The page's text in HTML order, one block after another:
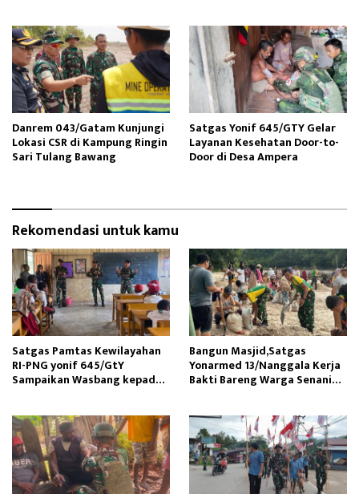
Danrem 043/Gatam Kunjungi
Lokasi CSR di Kampung Ringin
Sari Tulang Bawang
Satgas Yonif 645/GTY Gelar
Layanan Kesehatan Door-to-
Door di Desa Ampera
Rekomendasi untuk kamu
Satgas Pamtas Kewilayahan
RI-PNG yonif 645/GtY
Sampaikan Wasbang kepada
Bangun Masjid,Satgas
Yonarmed 13/Nanggala Kerja
Bakti Bareng Warga Senaning